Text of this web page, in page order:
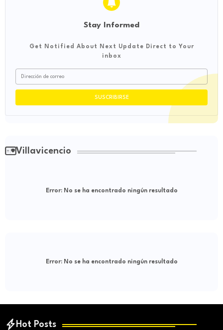
Stay Informed
Get Notified About Next Update Direct to Your
inbox
Villavicencio
Error:No se ha encontrado ningún resultado
Error:No se ha encontrado ningún resultado
Hot Posts